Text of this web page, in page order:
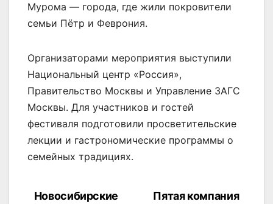
Мурома — города, где жили покровители
семьи Пётр и Феврония.
Организаторами мероприятия выступили
Национальный центр «Россия»,
Правительство Москвы и Управление ЗАГС
Москвы. Для участников и гостей
фестиваля подготовили просветительские
лекции и гастрономические программы о
семейных традициях.
Пятая компания
Новосибирские